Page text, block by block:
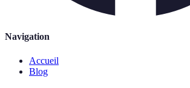
Navigation
Accueil
Blog